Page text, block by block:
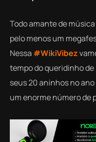
Todo amante de
pelo menos um
Nessa #WikiVibez
tempo do queridinho de
seus 20 aninhos no
um enorme número de